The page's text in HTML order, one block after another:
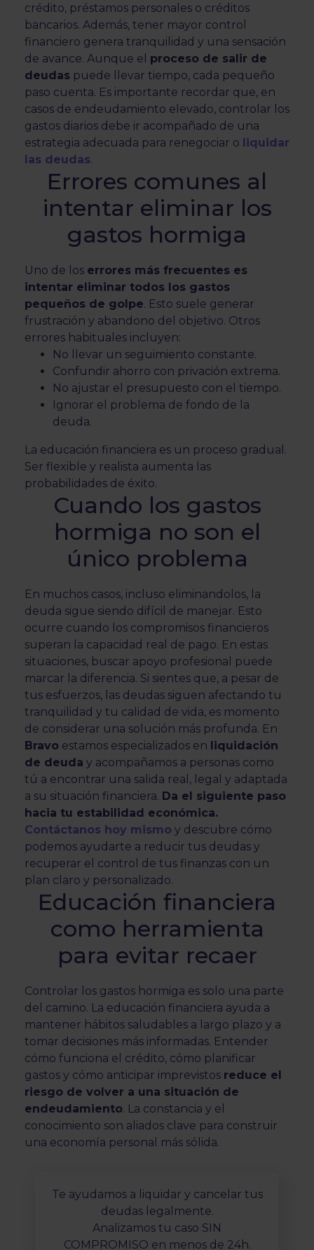
crédito, préstamos personales o créditos
bancarios. Además, tener mayor control
financiero genera tranquilidad y una sensación
de avance. Aunque el proceso de salir de
deudas puede llevar tiempo, cada pequeño
paso cuenta. Es importante recordar que, en
casos de endeudamiento elevado, controlar los
gastos diarios debe ir acompañado de una
estrategia adecuada para renegociar o liquidar
las deudas.
Errores comunes al
intentar eliminar los
gastos hormiga
Uno de los errores más frecuentes es
intentar eliminar todos los gastos
pequeños de golpe. Esto suele generar
frustración y abandono del objetivo. Otros
errores habituales incluyen:
No llevar un seguimiento constante.
Confundir ahorro con privación extrema.
No ajustar el presupuesto con el tiempo.
Ignorar el problema de fondo de la
deuda.
La educación financiera es un proceso gradual.
Ser flexible y realista aumenta las
probabilidades de éxito.
Cuando los gastos
hormiga no son el
único problema
En muchos casos, incluso eliminandolos, la
deuda sigue siendo difícil de manejar. Esto
ocurre cuando los compromisos financieros
superan la capacidad real de pago. En estas
situaciones, buscar apoyo profesional puede
marcar la diferencia. Si sientes que, a pesar de
tus esfuerzos, las deudas siguen afectando tu
tranquilidad y tu calidad de vida, es momento
de considerar una solución más profunda. En
Bravo estamos especializados en liquidación
de deuda y acompañamos a personas como
tú a encontrar una salida real, legal y adaptada
a su situación financiera. Da el siguiente paso
hacia tu estabilidad económica.
Contáctanos hoy mismo y descubre cómo
podemos ayudarte a reducir tus deudas y
recuperar el control de tus finanzas con un
plan claro y personalizado.
Educación financiera
como herramienta
para evitar recaer
Controlar los gastos hormiga es solo una parte
del camino. La educación financiera ayuda a
mantener hábitos saludables a largo plazo y a
tomar decisiones más informadas. Entender
cómo funciona el crédito, cómo planificar
gastos y cómo anticipar imprevistos reduce el
riesgo de volver a una situación de
endeudamiento. La constancia y el
conocimiento son aliados clave para construir
una economía personal más sólida.
Te ayudamos a liquidar y cancelar tus
deudas legalmente.
Analizamos tu caso SIN
COMPROMISO en menos de 24h.